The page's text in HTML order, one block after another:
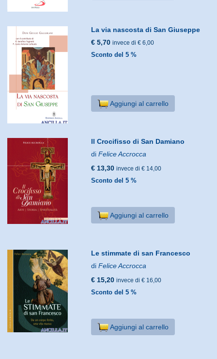
La via nascosta di San Giuseppe
€ 5,70 invece di € 6,00
Sconto del 5 %
Aggiungi al carrello
Il Crocifisso di San Damiano
diFelice Accrocca
€ 13,30 invece di € 14,00
Sconto del 5 %
Aggiungi al carrello
Le stimmate di san Francesco
diFelice Accrocca
€ 15,20 invece di € 16,00
Sconto del 5 %
Aggiungi al carrello